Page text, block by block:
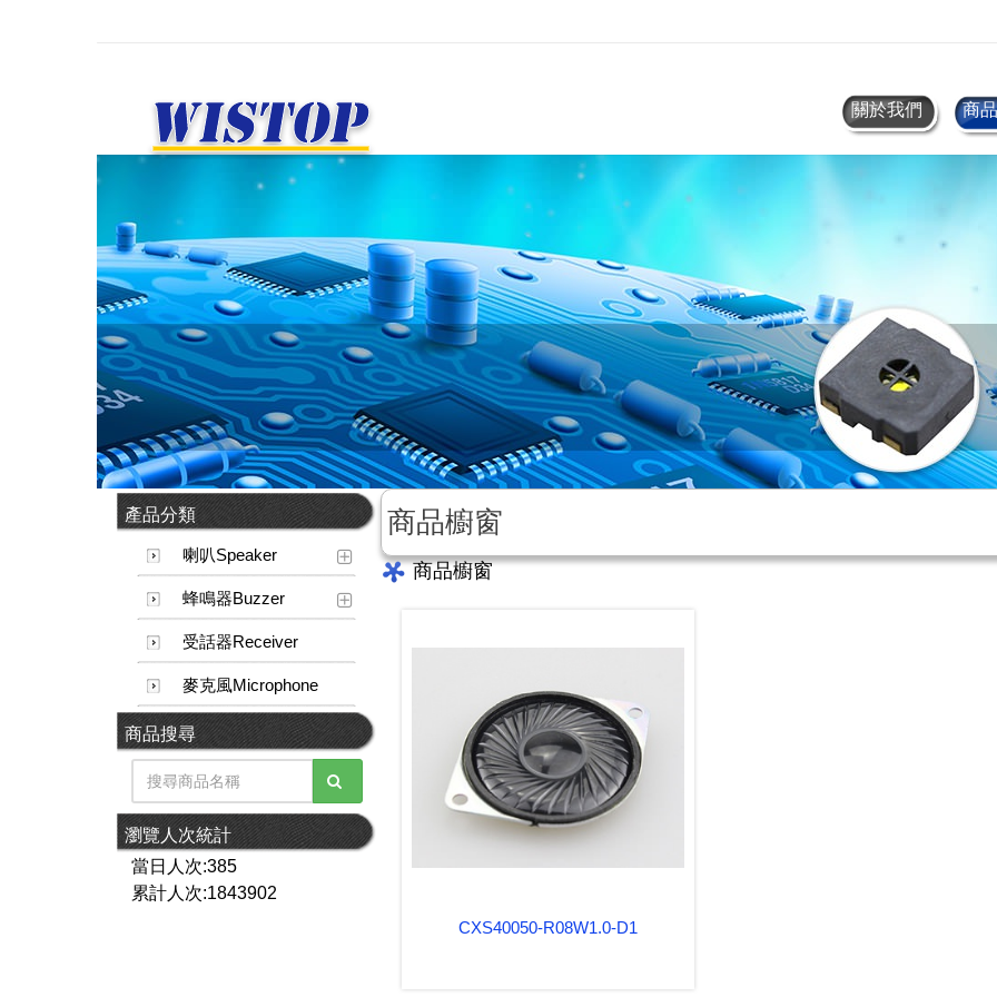
關於我們 商
產品分類
喇叭Speaker
蜂鳴器Buzzer
受話器Receiver
麥克風Microphone
商品搜尋
瀏覽人次統計
當日人次:385
累計人次:1843902
商品櫥窗
商品櫥窗
CXS40050-R08W1.0-D1